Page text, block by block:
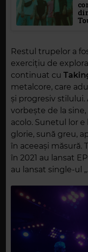
Restul trupelor a
exercițiu de
continuat cu
metalcore, care
și progresiv
vorbește de la
acolo. Sunetul lor
glorie, sună greu,
în aceeași măsură.
în 2021 au lansat
au lansat single-ul